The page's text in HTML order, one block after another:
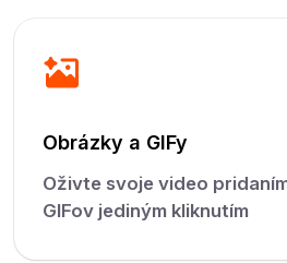
Obrázky a GIFy
Oživte svoje video
GIFov jediným kliknutím